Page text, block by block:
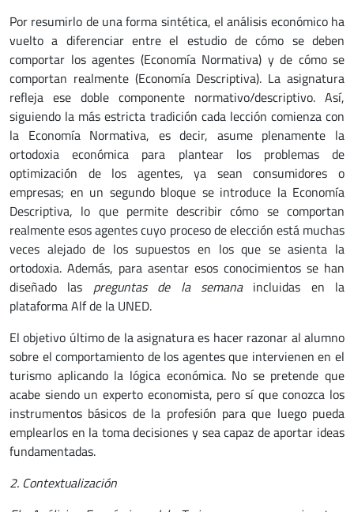
Por resumirlo de una forma sintética, el análisis económico ha
vuelto a diferenciar entre el estudio de cómo se deben
comportar los agentes (Economía Normativa) y de cómo se
comportan realmente (Economía Descriptiva). La asignatura
refleja ese doble componente normativo/descriptivo. Así,
siguiendo la más estricta tradición cada lección comienza con
la Economía Normativa, es decir, asume plenamente la
ortodoxia económica para plantear los problemas de
optimización de los agentes, ya sean consumidores o
empresas; en un segundo bloque se introduce la Economía
Descriptiva, lo que permite describir cómo se comportan
realmente esos agentes cuyo proceso de elección está muchas
veces alejado de los supuestos en los que se asienta la
ortodoxia. Además, para asentar esos conocimientos se han
diseñado las preguntas de la semanaincluidas en la
plataforma Alf de la UNED.
El objetivo último de la asignatura es hacer razonar al alumno
sobre el comportamiento de los agentes que intervienen en el
turismo aplicando la lógica económica. No se pretende que
acabe siendo un experto economista, pero sí que conozca los
instrumentos básicos de la profesión para que luego pueda
emplearlos en la toma decisiones y sea capaz de aportar ideas
fundamentadas.
2. Contextualización